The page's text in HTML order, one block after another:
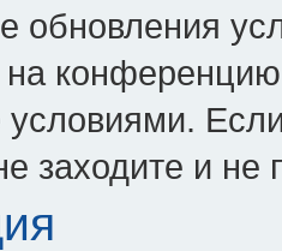
обновления
условиями.
заходите и